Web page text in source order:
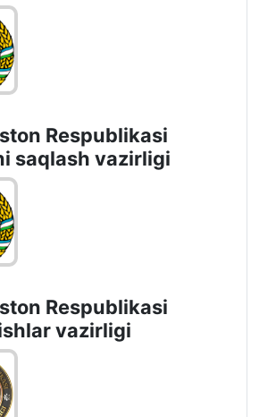
Rеspublikаsi
saqlash vаzirligi
Rеspublikаsi
vаzirligi